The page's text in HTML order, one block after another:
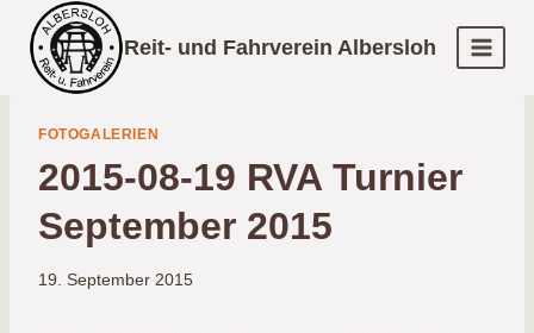
Inhalt
springen
Reit- und Fahrverein Albersloh
FOTOGALERIEN
2015-08-19 RVA Turnier
September 2015
19. September 2015